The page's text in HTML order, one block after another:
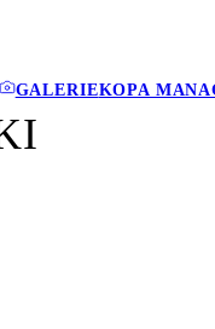
GALERIEKOPA